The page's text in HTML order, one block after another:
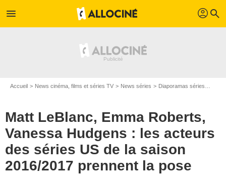
menu profil search
Accueil News cinéma, films et séries TV News séries Diaporamas séries
Matt LeBlanc, Emma Roberts,
Vanessa Hudgens : les acteurs
des séries US de la saison
2016/2017 prennent la pose